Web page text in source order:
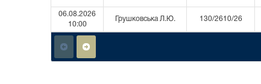
06.08.2026
10:00
Грушковська Л.Ю. 130/2610/26